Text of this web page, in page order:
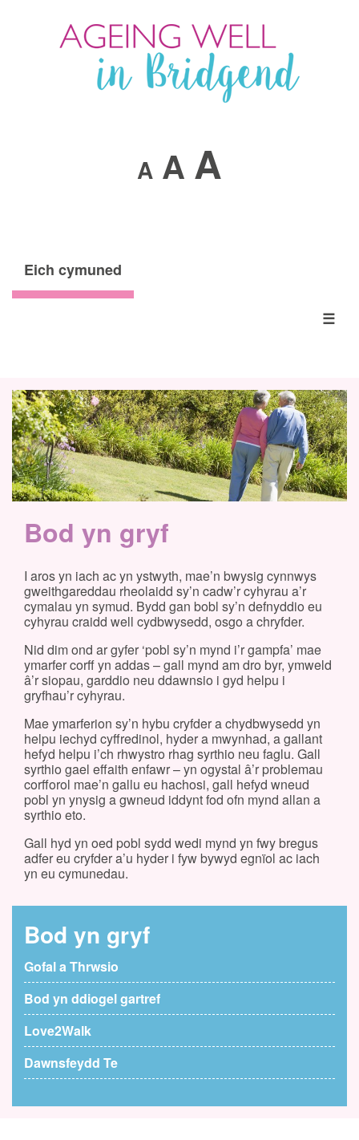
A A A
Eich cymuned
☰
Bod yn gryf
I aros yn iach ac yn ystwyth, mae’n bwysig cynnwys
gweithgareddau rheolaidd sy’n cadw’r cyhyrau a’r
cymalau yn symud. Bydd gan bobl sy’n defnyddio eu
cyhyrau craidd well cydbwysedd, osgo a chryfder.
Nid dim ond ar gyfer ‘pobl sy’n mynd i’r gampfa’ mae
ymarfer corff yn addas – gall mynd am dro byr, ymweld
â’r siopau, garddio neu ddawnsio i gyd helpu i
gryfhau’r cyhyrau.
Mae ymarferion sy’n hybu cryfder a chydbwysedd yn
helpu iechyd cyffredinol, hyder a mwynhad, a gallant
hefyd helpu i’ch rhwystro rhag syrthio neu faglu. Gall
syrthio gael effaith enfawr – yn ogystal â’r problemau
corfforol mae’n gallu eu hachosi, gall hefyd wneud
pobl yn ynysig a gwneud iddynt fod ofn mynd allan a
syrthio eto.
Gall hyd yn oed pobl sydd wedi mynd yn fwy bregus
adfer eu cryfder a’u hyder i fyw bywyd egnïol ac iach
yn eu cymunedau.
Bod yn gryf
Gofal a Thrwsio
Bod yn ddiogel gartref
Love2Walk
Dawnsfeydd Te